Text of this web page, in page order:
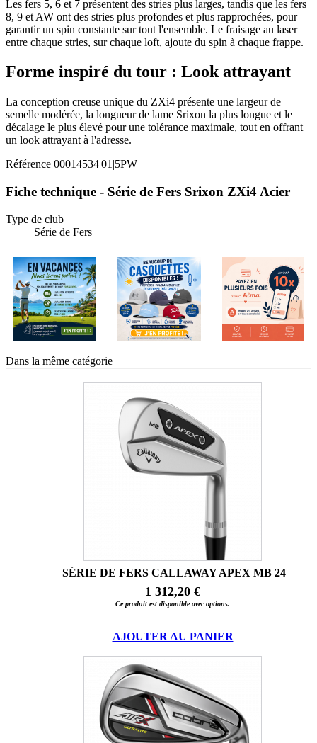
Les fers 5, 6 et 7 présentent des stries plus larges, tandis que les fers
8, 9 et AW ont des stries plus profondes et plus rapprochées, pour
garantir un spin constante sur tout l'ensemble. Le fraisage au laser
entre chaque stries, sur chaque loft, ajoute du spin à chaque frappe.
Forme inspiré du tour : Look attrayant
La conception creuse unique du ZXi4 présente une largeur de
semelle modérée, la longueur de lame Srixon la plus longue et le
décalage le plus élevé pour une tolérance maximale, tout en offrant
un look attrayant à l'adresse.
Référence 00014534|01|5PW
Fiche technique - Série de Fers Srixon ZXi4 Acier
Type de club
Série de Fers
Dans la même catégorie
SÉRIE DE FERS CALLAWAY APEX MB 24
1 312,20 €
Ce produit est disponible avec options.
AJOUTER AU PANIER